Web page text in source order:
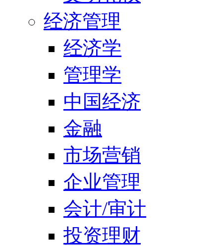
经济管理
经济学
管理学
中国经济
金融
市场营销
企业管理
会计/审计
投资理财